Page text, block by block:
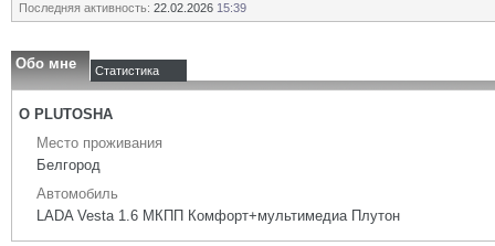
Последняя активность: 22.02.2026 15:39
Обо мне Статистика
О PLUTOSHA
Место проживания
Белгород
Автомобиль
LADA Vesta 1.6 МКПП Комфорт+мультимедиа Плутон